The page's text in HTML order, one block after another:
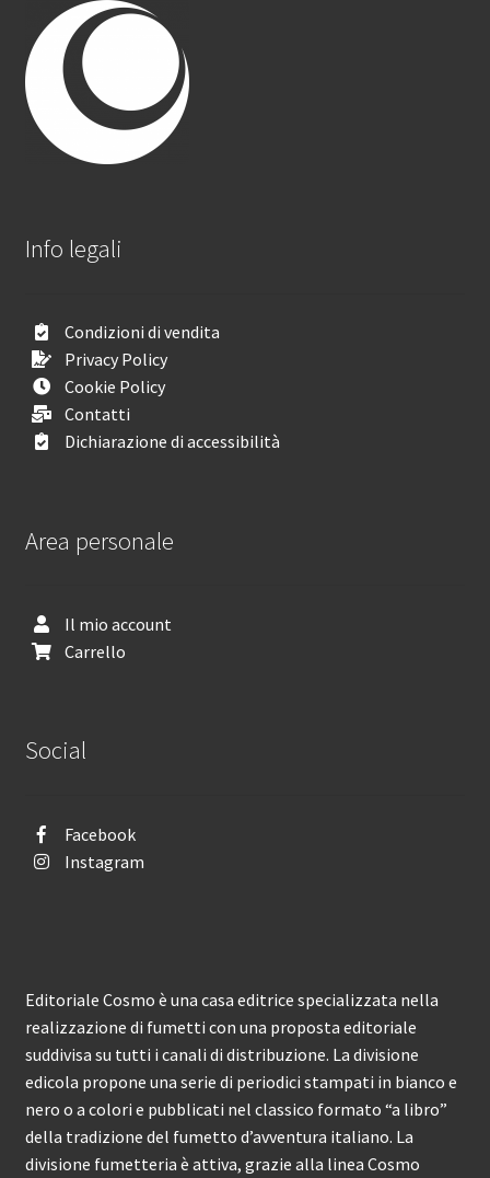
Info legali
Condizioni di vendita
Privacy Policy
Cookie Policy
Contatti
Dichiarazione di accessibilità
Area personale
Il mio account
Carrello
Social
Facebook
Instagram
Editoriale Cosmo è una casa editrice specializzata nella
realizzazione di fumetti con una proposta editoriale
suddivisa su tutti i canali di distribuzione. La divisione
edicola propone una serie di periodici stampati in bianco e
nero o a colori e pubblicati nel classico formato “a libro”
della tradizione del fumetto d’avventura italiano. La
divisione fumetteria è attiva, grazie alla linea Cosmo